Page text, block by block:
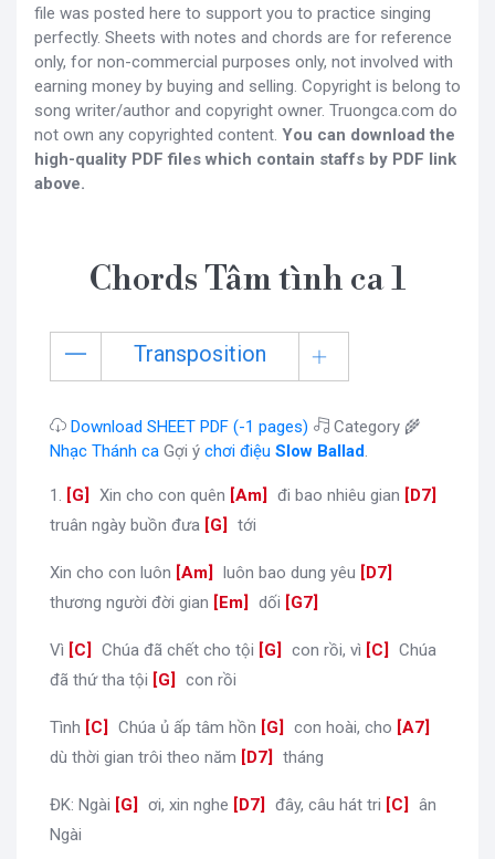
file was posted here to support you to practice singing
perfectly. Sheets with notes and chords are for reference
only, for non-commercial purposes only, not involved with
earning money by buying and selling. Copyright is belong to
song writer/author and copyright owner. Truongca.com do
not own any copyrighted content. You can download the
high-quality PDF files which contain staffs by PDF link
above.
Chords Tâm tình ca 1
Transposition
Download SHEET PDF (-1 pages)
Category 🌾
Nhạc Thánh ca Gợi ý chơi điệu Slow Ballad.
1. [G Xin cho con quên [Am đi bao nhiêu gian [D7
truân ngày buồn đưa [G tới
Xin cho con luôn [Am luôn bao dung yêu [D7
thương người đời gian [Em dối [G7
Vì [C Chúa đã chết cho tội [G con rồi, vì [C
Chúa
đã thứ tha tội [G con rồi
Tình [C Chúa ủ ấp tâm hồn [G con hoài, cho [A7
dù thời gian trôi theo năm [D7 tháng
ĐK: Ngài [G ơi, xin nghe [D7 đây, câu hát tri [C
ân
Ngài